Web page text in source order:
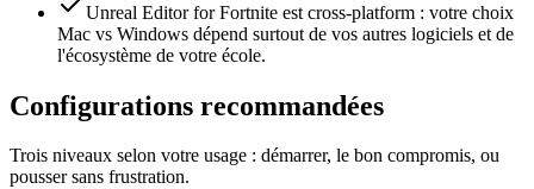
Unreal Editor for Fortnite est cross-platform : votre choix
Mac vs Windows dépend surtout de vos autres logiciels et de
l'écosystème de votre école.
Configurations recommandées
Trois niveaux selon votre usage : démarrer, le bon compromis, ou
pousser sans frustration.